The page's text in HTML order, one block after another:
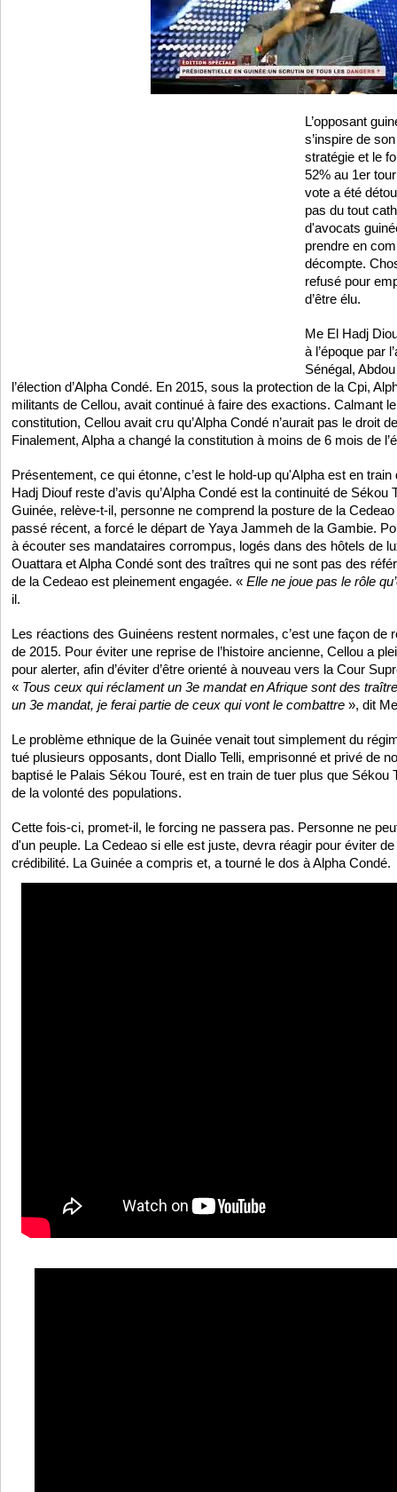
L’opposant
s’inspire de
stratégie et le
52% au 1er
vote a été
pas du tout
d'avocats
prendre en
décompte.
refusé pour
d’être élu.
Me El Hadj
à l’époque par
Sénégal,
l’élection d’Alpha Condé. En 2015, sous la protection de la Cpi,
militants de Cellou, avait continué à faire des exactions. Calmant
constitution, Cellou avait cru qu’Alpha Condé n’aurait pas le droit
Finalement, Alpha a changé la constitution à moins de 6 mois de
Présentement, ce qui étonne, c’est le hold-up qu'Alpha est en train
Hadj Diouf reste d’avis qu’Alpha Condé est la continuité de Sékou
Guinée, relève-t-il, personne ne comprend la posture de la
passé récent, a forcé le départ de Yaya Jammeh de la Gambie.
à écouter ses mandataires corrompus, logés dans des hôtels de
Ouattara et Alpha Condé sont des traîtres qui ne sont pas des
de la Cedeao est pleinement engagée. «Elle ne joue pas le rôle
il.
Les réactions des Guinéens restent normales, c’est une façon de
de 2015. Pour éviter une reprise de l’histoire ancienne, Cellou a
pour alerter, afin d’éviter d’être orienté à nouveau vers la Cour
« Tous ceux qui réclament un 3e mandat en Afrique sont des
un 3e mandat, je ferai partie de ceux qui vont le combattre », dit
Le problème ethnique de la Guinée venait tout simplement du
tué plusieurs opposants, dont Diallo Telli, emprisonné et privé de
baptisé le Palais Sékou Touré, est en train de tuer plus que Sékou
de la volonté des populations.
Cette fois-ci, promet-il, le forcing ne passera pas. Personne ne
d'un peuple. La Cedeao si elle est juste, devra réagir pour éviter
crédibilité. La Guinée a compris et, a tourné le dos à Alpha Condé.